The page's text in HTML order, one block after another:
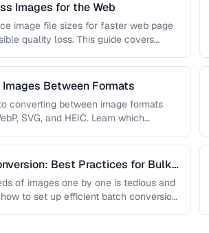
Images for the Web
image file sizes for faster web page
quality loss. This guide covers
Between Formats
converting between image formats
SVG, and HEIC. Learn which
Best Practices for Bulk
of images one by one is tedious and
how to set up efficient batch conversion